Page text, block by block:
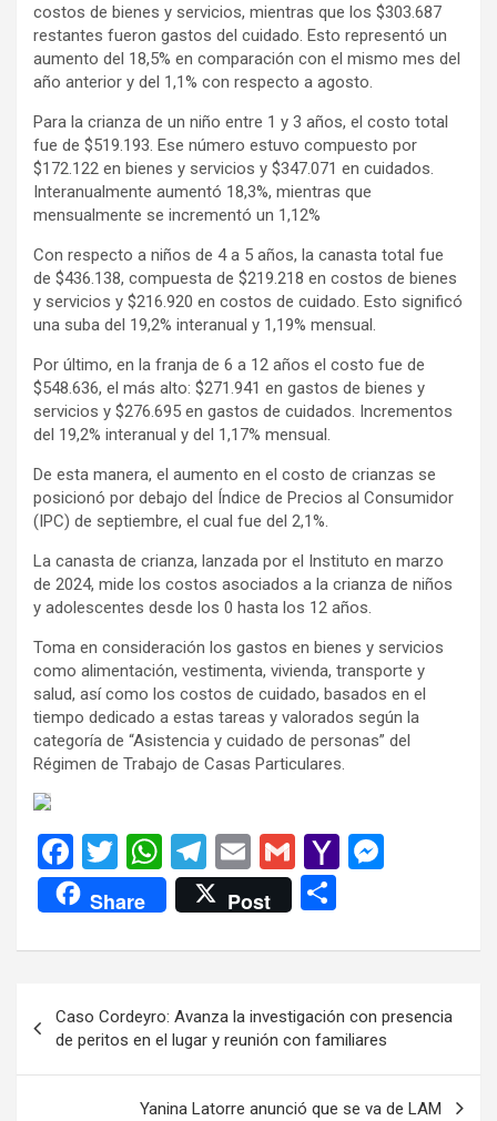
costos de bienes y servicios, mientras que los $303.687
restantes fueron gastos del cuidado. Esto representó un
aumento del 18,5% en comparación con el mismo mes del
año anterior y del 1,1% con respecto a agosto.
Para la crianza de un niño entre 1 y 3 años, el costo total
fue de $519.193. Ese número estuvo compuesto por
$172.122 en bienes y servicios y $347.071 en cuidados.
Interanualmente aumentó 18,3%, mientras que
mensualmente se incrementó un 1,12%
Con respecto a niños de 4 a 5 años, la canasta total fue
de $436.138, compuesta de $219.218 en costos de bienes
y servicios y $216.920 en costos de cuidado. Esto significó
una suba del 19,2% interanual y 1,19% mensual.
Por último, en la franja de 6 a 12 años el costo fue de
$548.636, el más alto: $271.941 en gastos de bienes y
servicios y $276.695 en gastos de cuidados. Incrementos
del 19,2% interanual y del 1,17% mensual.
De esta manera, el aumento en el costo de crianzas se
posicionó por debajo del Índice de Precios al Consumidor
(IPC) de septiembre, el cual fue del 2,1%.
La canasta de crianza, lanzada por el Instituto en marzo
de 2024, mide los costos asociados a la crianza de niños
y adolescentes desde los 0 hasta los 12 años.
Toma en consideración los gastos en bienes y servicios
como alimentación, vestimenta, vivienda, transporte y
salud, así como los costos de cuidado, basados en el
tiempo dedicado a estas tareas y valorados según la
categoría de “Asistencia y cuidado de personas” del
Régimen de Trabajo de Casas Particulares.
F
a
ce
b
o
k
T
wi
tt
er
W
h
at
s
p
p
T
el
e
gr
m
E
m
ail
G
m
ail
Y
o
M
ail
n
er
Share Post
m
ar
tir
de
entradas
Caso Cordeyro: Avanza la investigación con presencia
de peritos en el lugar y reunión con familiares
Yanina Latorre anunció que se va de LAM